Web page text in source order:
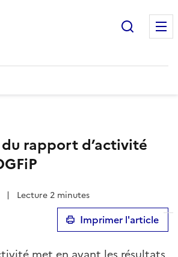
rapport d’activité
| Lecture 2 minutes
Imprimer l'article